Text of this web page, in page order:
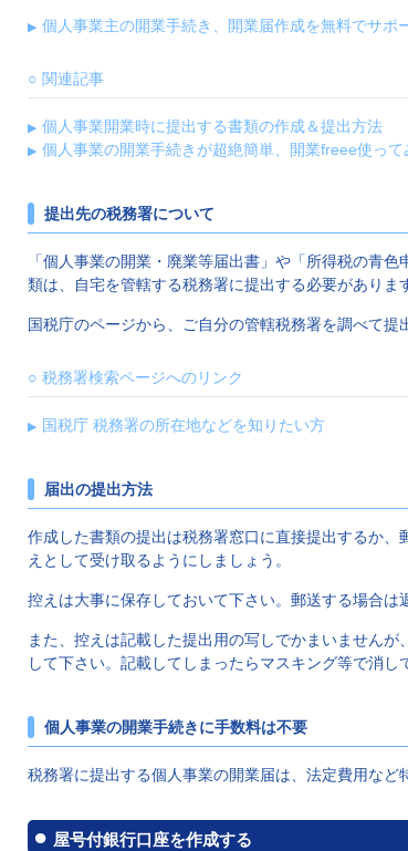
個人事業主の開業手続き、開業届作成を無料でサポ
関連記事
個人事業開業時に提出する書類の作成＆提出方法
個人事業の開業手続きが超絶簡単、開業freee使って
提出先の税務署について
「個人事業の開業・廃業等届出書」や「所得税の青
類は、自宅を管轄する税務署に提出する必要がありま
国税庁のページから、ご自分の管轄税務署を調べて提
税務署検索ページへのリンク
国税庁 税務署の所在地などを知りたい方
届出の提出方法
作成した書類の提出は税務署窓口に直接提出するか
えとして受け取るようにしましょう。
控えは大事に保存しておいて下さい。郵送する場合は
また、控えは記載した提出用の写しでかまいません
して下さい。記載してしまったらマスキング等で消し
個人事業の開業手続きに手数料は不要
税務署に提出する個人事業の開業届は、法定費用など
屋号付銀行口座を作成する